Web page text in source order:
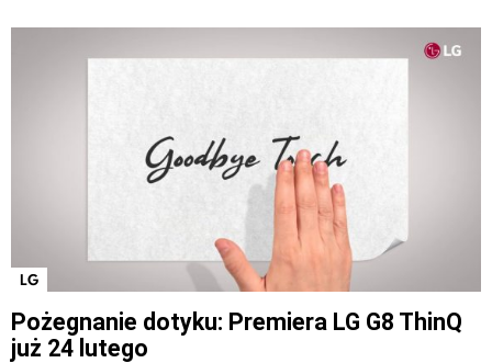
LG
Pożegnanie dotyku: Premiera LG G8 ThinQ
już 24 lutego